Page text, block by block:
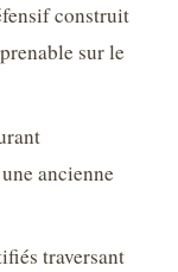
construit
sur le
ancienne
traversant